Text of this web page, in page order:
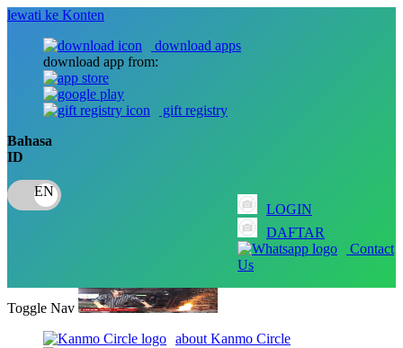
lewati ke Konten
download apps
download app from:
gift registry
Bahasa
ID
LOGIN
DAFTAR
Contact
Us
Toggle Nav
about Kanmo Circle